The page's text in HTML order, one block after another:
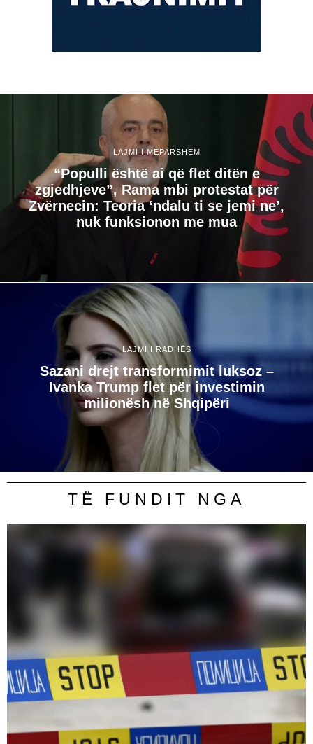
LAJMI I MËPARSHËM
“Populli është ai që flet ditën e
zgjedhjeve”, Rama mbi protestat për
Zvërnecin: Teoria ‘ndalu ti se jemi ne’,
nuk funksionon me mua
LAJMI I RADHËS
Sazani drejt transformimit luksoz –
Ivanka Trump flet për investimin
milionësh në Shqipëri
TË FUNDIT NGA